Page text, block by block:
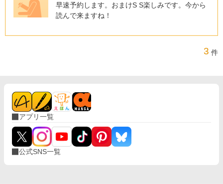
早速予約します。おまけS S楽しみです。今から
読んで来ますね！
3 件
アプリ一覧
公式SNS一覧